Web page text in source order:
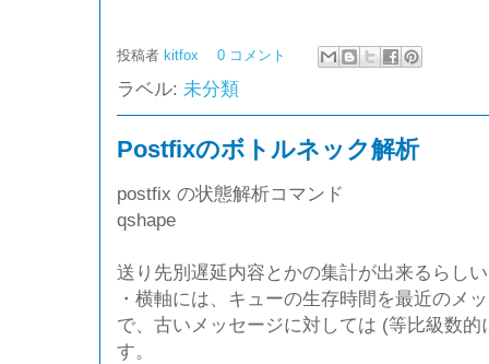
投稿者 kitfox 0 コメント
ラベル: 未分類
Postfixのボトルネック解析
postfix の状態解析コマンド
qshape
送り先別遅延内容とかの集計が出来るらし
・横軸には、キューの生存時間を最近のメ
で、古いメッセージに対しては (等比級数
す。